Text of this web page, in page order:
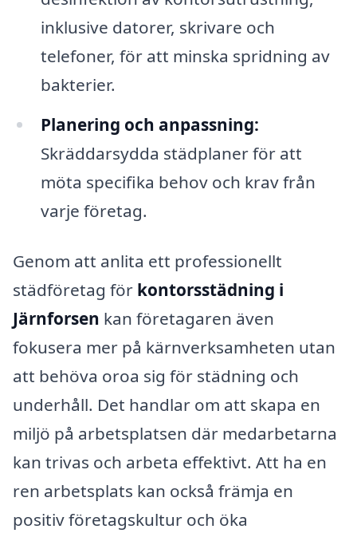
inklusive datorer, skrivare och
telefoner, för att minska spridning av
bakterier.
Planering och anpassning:
Skräddarsydda städplaner för att
möta specifika behov och krav från
varje företag.
Genom att anlita ett professionellt
städföretag för kontorsstädning i
Järnforsen kan företagaren även
fokusera mer på kärnverksamheten utan
att behöva oroa sig för städning och
underhåll. Det handlar om att skapa en
miljö på arbetsplatsen där medarbetarna
kan trivas och arbeta effektivt. Att ha en
ren arbetsplats kan också främja en
positiv företagskultur och öka